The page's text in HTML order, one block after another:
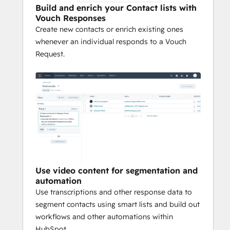
Build and enrich your Contact lists with
Vouch Responses
Create new contacts or enrich existing ones
whenever an individual responds to a Vouch
Request.
Use video content for segmentation and
automation
Use transcriptions and other response data to
segment contacts using smart lists and build out
workflows and other automations within